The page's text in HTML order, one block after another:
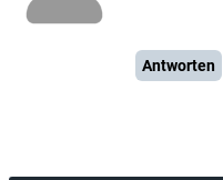
Antworten